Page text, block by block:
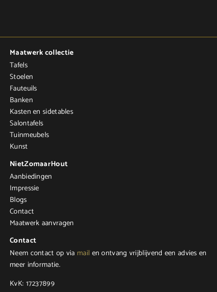
Maatwerk collectie
Tafels
Stoelen
Fauteuils
Banken
Kasten en sidetables
Salontafels
Tuinmeubels
Kunst
NietZomaarHout
Aanbiedingen
Impressie
Blogs
Contact
Maatwerk aanvragen
Contact
Neem contact op via mail en ontvang vrijblijvend een advies en
meer informatie.
KvK: 17237899